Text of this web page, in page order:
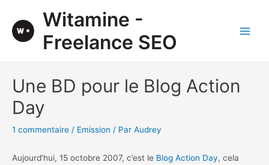
contenu
Witamine -
Freelance SEO
Une BD pour le Blog Action
Day
1 commentaire / Emission / Par Audrey
Aujourd’hui, 15 octobre 2007, c’est le Blog Action Day, cela